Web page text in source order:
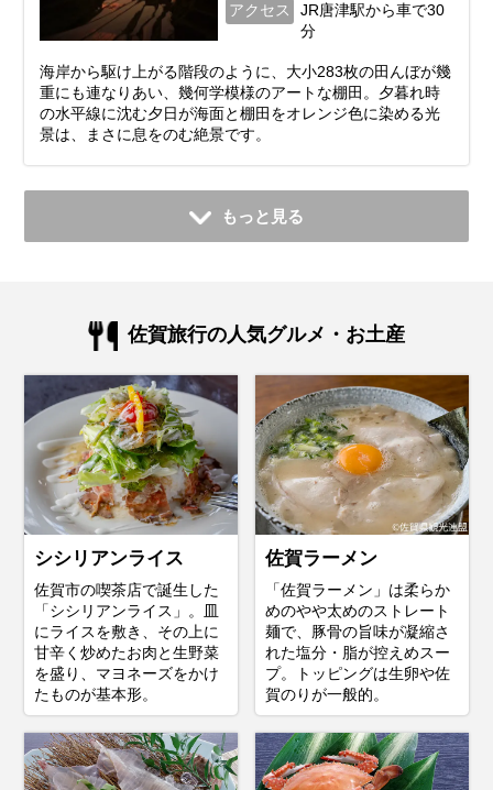
アクセス
JR唐津駅から車で30
分
海岸から駆け上がる階段のように、大小283枚の田んぼが幾
重にも連なりあい、幾何学模様のアートな棚田。夕暮れ時
の水平線に沈む夕日が海面と棚田をオレンジ色に染める光
景は、まさに息をのむ絶景です。
もっと見る
佐賀旅行の人気グルメ・お土産
シシリアンライス
佐賀市の喫茶店で誕生した
「シシリアンライス」。皿
にライスを敷き、その上に
甘辛く炒めたお肉と生野菜
を盛り、マヨネーズをかけ
たものが基本形。
佐賀ラーメン
「佐賀ラーメン」は柔らか
めのやや太めのストレート
麺で、豚骨の旨味が凝縮さ
れた塩分・脂が控えめスー
プ。トッピングは生卵や佐
賀のりが一般的。